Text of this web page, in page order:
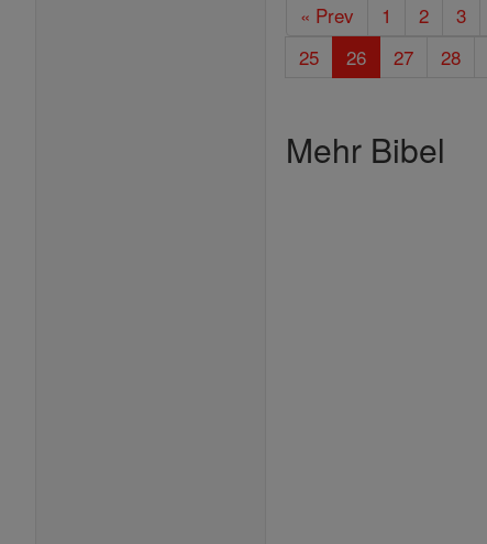
« Prev 1 2 3
25
26 27 28
Mehr Bibel